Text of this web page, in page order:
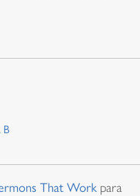
B
That Workpara